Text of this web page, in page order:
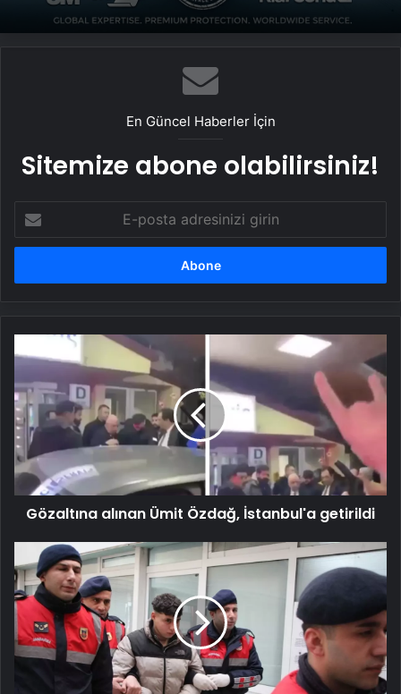
En Güncel Haberler İçin
Sitemize abone olabilirsiniz!
posta
adresinizi
Gözaltına
alınan
Ümit
Özdağ,
İstanbul'a
getirildi
Gözaltına alınan Ümit Özdağ, İstanbul'a getirildi
Baltalı
cinayette
şüpheliler
için
tutuklama
kararı